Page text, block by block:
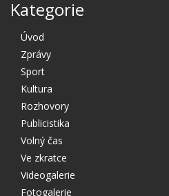
Kategorie
Úvod
Zprávy
Sport
Kultura
Rozhovory
Publicistika
Volný čas
Ve zkratce
Videogalerie
Fotogalerie